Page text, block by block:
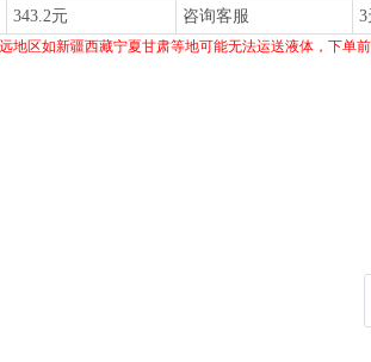
343.2元 咨询客服 3
地区如新疆西藏宁夏甘肃等地可能无法运送液体，下单前